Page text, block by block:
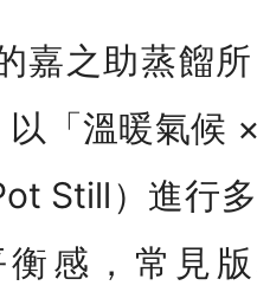
嘉之助蒸餾
「溫暖氣候
Still）進行
感，常見